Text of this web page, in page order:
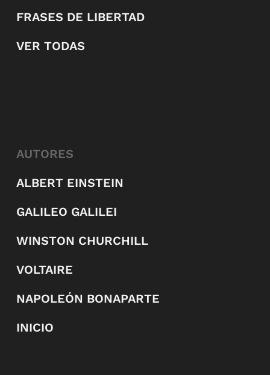
FRASES DE LIBERTAD
VER TODAS
AUTORES
ALBERT EINSTEIN
GALILEO GALILEI
WINSTON CHURCHILL
VOLTAIRE
NAPOLEÓN BONAPARTE
INICIO